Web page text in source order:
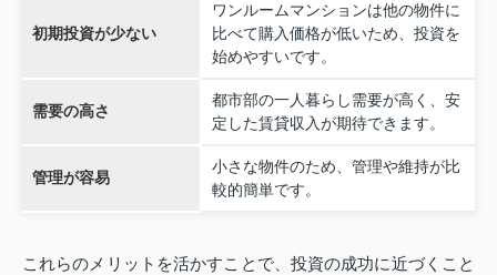
初期投資が少ない
ワンルームマンションは他の物件に
比べて購入価格が低いため、投資を
始めやすいです。
需要の高さ
都市部の一人暮らし需要が高く、安
定した賃貸収入が期待できます。
管理が容易
小さな物件のため、管理や維持が比
較的簡単です。
これらのメリットを活かすことで、投資の成功に近づくこと